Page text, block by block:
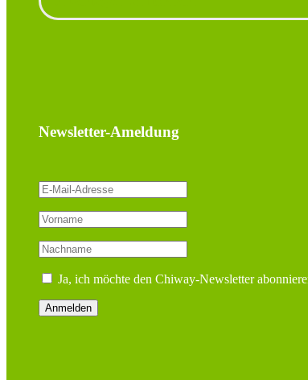
Newsletter-Ameldung
Ja, ich möchte den Chiway-Newsletter